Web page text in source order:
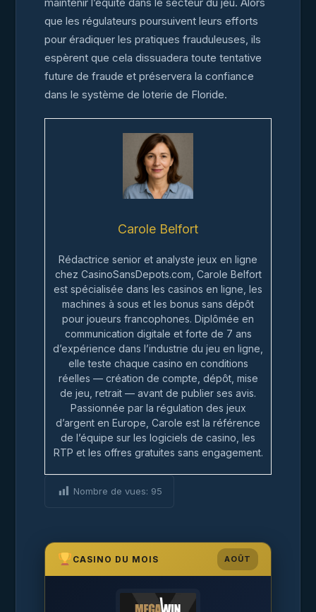
que les régulateurs poursuivent leurs efforts
pour éradiquer les pratiques frauduleuses, ils
espèrent que cela dissuadera toute tentative
future de fraude et préservera la confiance
dans le système de loterie de Floride.
Carole Belfort
Rédactrice senior et analyste jeux en ligne
chez CasinoSansDepots.com, Carole Belfort
est spécialisée dans les casinos en ligne, les
machines à sous et les bonus sans dépôt
pour joueurs francophones. Diplômée en
communication digitale et forte de 7 ans
d’expérience dans l’industrie du jeu en ligne,
elle teste chaque casino en conditions
réelles — création de compte, dépôt, mise
de jeu, retrait — avant de publier ses avis.
Passionnée par la régulation des jeux
d’argent en Europe, Carole est la référence
de l’équipe sur les logiciels de casino, les
RTP et les offres gratuites sans engagement.
Nombre de vues: 95
CASINO DU MOIS AOÛT